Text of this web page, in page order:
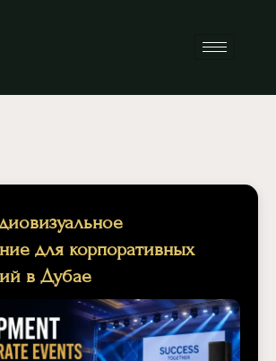
для корпоративных
в Дубае